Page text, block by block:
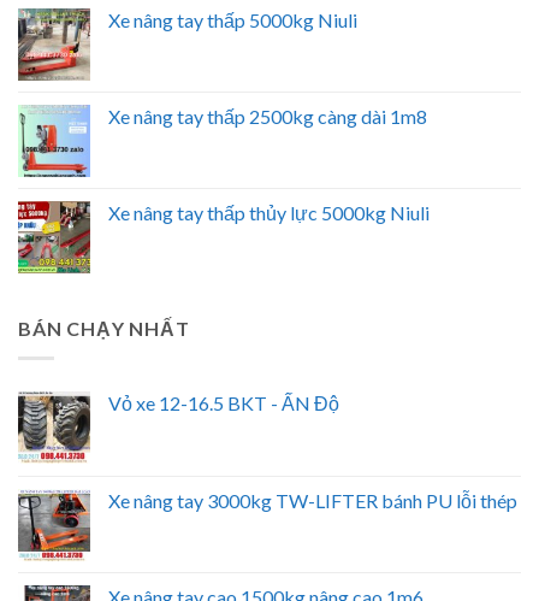
Xe nâng tay thấp 5000kg Niuli
Xe nâng tay thấp 2500kg càng dài 1m8
Xe nâng tay thấp thủy lực 5000kg Niuli
BÁN CHẠY NHẤT
Vỏ xe 12-16.5 BKT - ẤN Độ
Xe nâng tay 3000kg TW-LIFTER bánh PU lỗi thép